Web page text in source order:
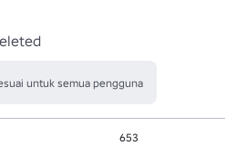
untuk semua pengguna
653